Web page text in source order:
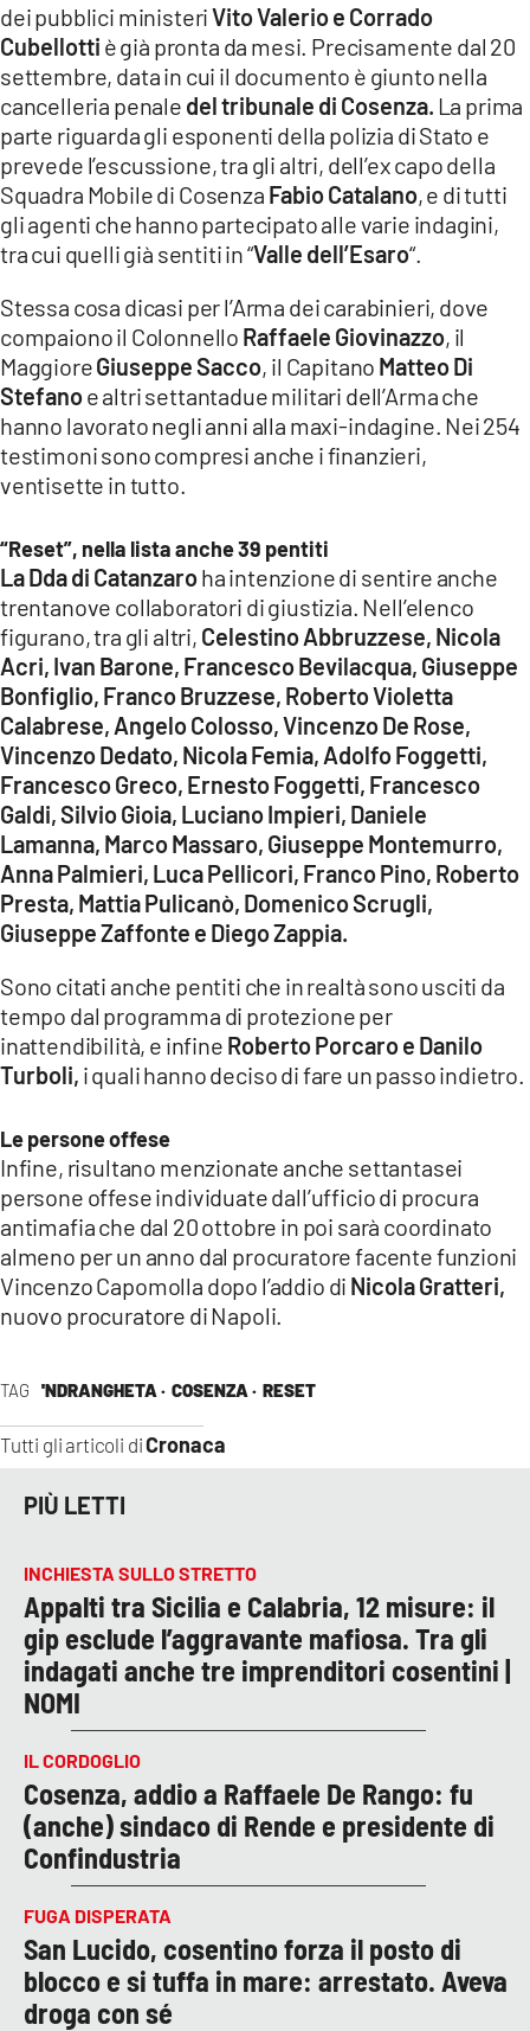
TAG 'NDRANGHETA · COSENZA · RESET
Tutti gli articoli diCronaca
dei pubblici ministeriVito Valerio e Corrado
Cubellotti è già pronta da mesi. Precisamente dal 20
settembre, data in cui il documento è giunto nella
cancelleria penale del tribunale di Cosenza. La prima
parte riguarda gli esponenti della polizia di Stato e
prevede l’escussione, tra gli altri, dell’ex capo della
Squadra Mobile di Cosenza Fabio Catalano, e di tutti
gli agenti che hanno partecipato alle varie indagini,
tra cui quelli già sentiti in “Valle dell’Esaro“.
Stessa cosa dicasi per l’Arma dei carabinieri, dove
compaiono il Colonnello Raffaele Giovinazzo, il
MaggioreGiuseppe Sacco, il Capitano Matteo Di
Stefanoe altri settantadue militari dell’Arma che
hanno lavorato negli anni alla maxi-indagine. Nei 254
testimoni sono compresi anche i finanzieri,
ventisette in tutto.
“Reset”, nella lista anche 39 pentiti
La Dda di Catanzaroha intenzione di sentire anche
trentanove collaboratori di giustizia. Nell’elenco
figurano, tra gli altri, Celestino Abbruzzese, Nicola
Acri, Ivan Barone, Francesco Bevilacqua, Giuseppe
Bonfiglio, Franco Bruzzese, Roberto Violetta
Calabrese, Angelo Colosso, Vincenzo De Rose,
Vincenzo Dedato, Nicola Femia, Adolfo Foggetti,
Francesco Greco, Ernesto Foggetti, Francesco
Galdi, Silvio Gioia, Luciano Impieri, Daniele
Lamanna, Marco Massaro, Giuseppe Montemurro,
Anna Palmieri, Luca Pellicori, Franco Pino, Roberto
Presta, Mattia Pulicanò, Domenico Scrugli,
Giuseppe Zaffonte e Diego Zappia.
Sono citati anche pentiti che in realtà sono usciti da
tempo dal programma di protezione per
inattendibilità, e infine Roberto Porcaro e Danilo
Turboli, i quali hanno deciso di fare un passo indietro.
Le persone offese
Infine, risultano menzionate anche settantasei
persone offese individuate dall’ufficio di procura
antimafia che dal 20 ottobre in poi sarà coordinato
almeno per un anno dal procuratore facente funzioni
Vincenzo Capomolla dopo l’addio di Nicola Gratteri,
nuovo procuratore di Napoli.
PIÙ LETTI
INCHIESTA SULLO STRETTO
Appalti tra Sicilia e Calabria, 12 misure: il
gip esclude l’aggravante mafiosa. Tra gli
indagati anche tre imprenditori cosentini |
NOMI
IL CORDOGLIO
Cosenza, addio a Raffaele De Rango: fu
(anche) sindaco di Rende e presidente di
Confindustria
FUGA DISPERATA
San Lucido, cosentino forza il posto di
blocco e si tuffa in mare: arrestato. Aveva
droga con sé